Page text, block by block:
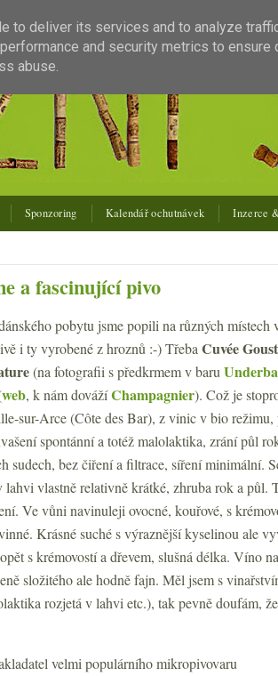
Sponzoring Kalendář ochutnávek Inzerce
a fascinující pivo
pobytu jsme popili na různých místech
i ty vyrobené z hroznů :-) Třeba Cuvée
(na fotografii s předkrmem v baru
web, k nám dovážíChampagnier). Což je
sur-Arce (Côte des Bar), z vinic v bio režimu,
spontánní a totéž malolaktika, zrání půl
sudech, bez čiření a filtrace, síření minimální.
lahvi vlastně relativně krátké, zhruba rok a půl.
Ve vůni navinuleji ovocné, kouřové, s
Krásné suché s výraznější kyselinou ale
s krémovostí a dřevem, slušná délka. Víno
složitého ale hodně fajn. Měl jsem s
rozjetá v lahvi etc.), tak pevně doufám,
velmi populárního mikropivovaru
to deliver its services and to analyze
and security metrics to
abuse.